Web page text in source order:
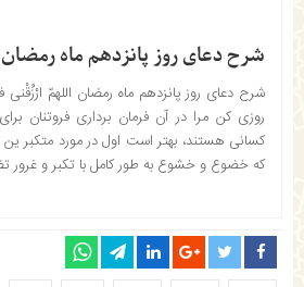
شرح دعای روز پانزدهم ماه رمضان
شرح دعای روز پانزدهم ماه رمضان اللهمّ ارْزُقْنی
روزی کن مرا در آن فرمان برداری فروتنان
کسانی هستند، بهتر است اول در مورد متکبر
که خضوع و خشوع به طور کامل با تکبر و غرور